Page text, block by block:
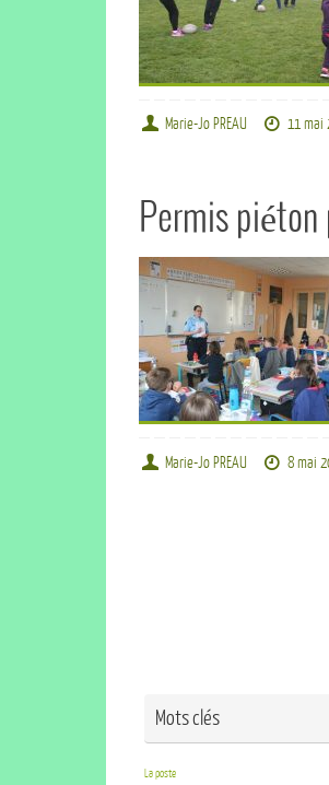
Marie-Jo PREAU 11 mai
Permis piéton
Marie-Jo PREAU 8 mai
Mots clés
La poste